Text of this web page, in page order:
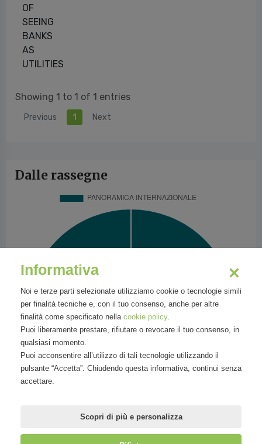
OF
SEEING
BANKS
AS
UTILITIES
Showing 1 to 1 of 1 entries
Previous 1 Next
Dalle rassegne
Informativa
Noi e terze parti selezionate utilizziamo cookie o tecnologie simili
per finalità tecniche e, con il tuo consenso, anche per altre
finalità come specificato nella cookie policy.
Puoi liberamente prestare, rifiutare o revocare il tuo consenso, in
qualsiasi momento.
Puoi acconsentire all’utilizzo di tali tecnologie utilizzando il
pulsante “Accetta”. Chiudendo questa informativa, continui senza
accettare.
Scopri di più e personalizza